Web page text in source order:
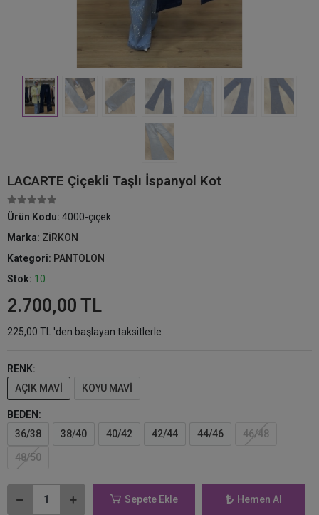
LACARTE Çiçekli Taşlı İspanyol Kot
Ürün Kodu: 4000-çiçek
Marka: ZİRKON
Kategori: PANTOLON
Stok: 10
2.700,00 TL
225,00 TL 'den başlayan taksitlerle
RENK:
AÇIK MAVİ
KOYU MAVİ
BEDEN:
36/38
38/40 40/42 42/44 44/46 46/48
48/50
Sepete Ekle Hemen Al